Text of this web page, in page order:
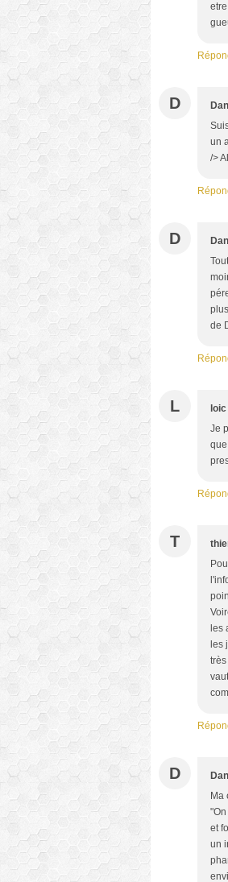
D
un
/>
D
de
L
Je
T
les
les
D
Ma
et
un